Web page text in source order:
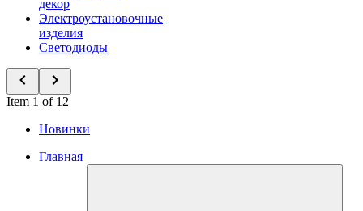
декор
Электроустановочные
изделия
Светодиоды
Item 1 of 12
Новинки
Главная